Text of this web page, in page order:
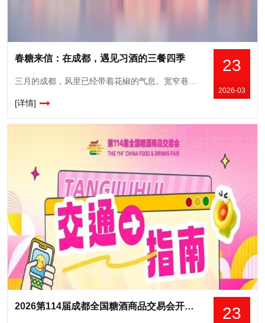
23
2026-03
春糖来信：在成都，遇见习酒的三餐四季
[详情]
23
2026第114届成都全国糖酒商品交易会开展期交通指南